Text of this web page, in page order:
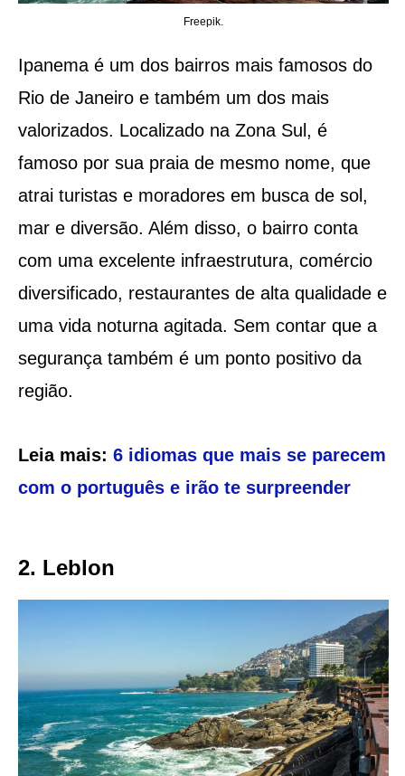
Freepik.
Ipanema é um dos bairros mais famosos do
Rio de Janeiro e também um dos mais
valorizados. Localizado na Zona Sul, é
famoso por sua praia de mesmo nome, que
atrai turistas e moradores em busca de sol,
mar e diversão. Além disso, o bairro conta
com uma excelente infraestrutura, comércio
diversificado, restaurantes de alta qualidade e
uma vida noturna agitada. Sem contar que a
segurança também é um ponto positivo da
região.
Leia mais: 6 idiomas que mais se parecem
com o português e irão te surpreender
2. Leblon